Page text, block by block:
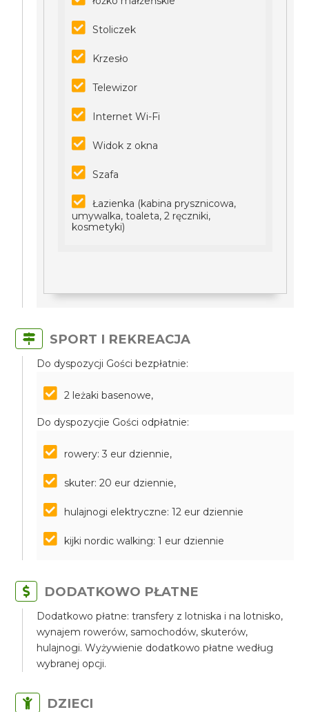
Stoliczek
Krzesło
Telewizor
Internet Wi-Fi
Widok z okna
Szafa
Łazienka (kabina prysznicowa,
umywalka, toaleta, 2 ręczniki,
kosmetyki)
SPORT I REKREACJA
Do dyspozycji Gości bezpłatnie:
2 leżaki basenowe,
Do dyspozycjie Gości odpłatnie:
rowery: 3 eur dziennie,
skuter: 20 eur dziennie,
hulajnogi elektryczne: 12 eur dziennie
kijki nordic walking: 1 eur dziennie
DODATKOWO PŁATNE
Dodatkowo płatne: transfery z lotniska i na lotnisko,
wynajem rowerów, samochodów, skuterów,
hulajnogi. Wyżywienie dodatkowo płatne według
wybranej opcji.
DZIECI